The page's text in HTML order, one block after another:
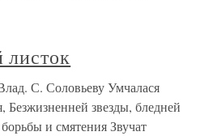
С. Соловьеву Умчалася
Безжизненней звезды, бледней
и смятения Звучат